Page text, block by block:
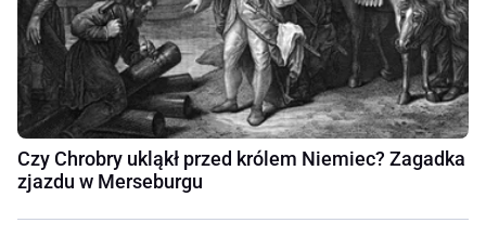
Czy Chrobry ukląkł przed królem Niemiec? Zagadka
zjazdu w Merseburgu